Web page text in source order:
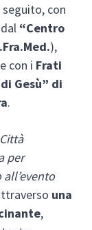
con
“Centro
),
con i Frati
Gesù” di
.
per
una
,